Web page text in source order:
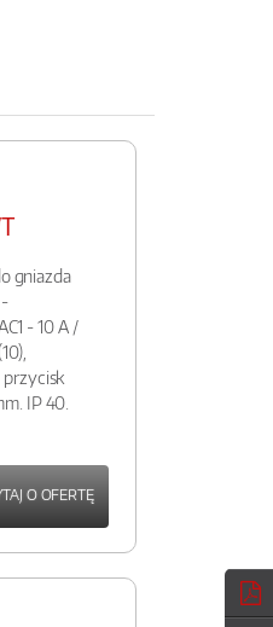
gniazda
- 10 A /
przycisk
IP 40.
O OFERTĘ